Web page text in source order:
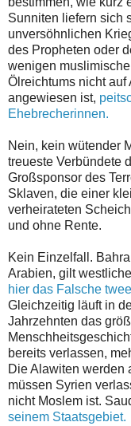
Sunniten liefern sich
unversöhnlichen
des Propheten oder
wenigen
Ölreichtums nicht auf
angewiesen ist,
Ehebrecherinnen.
Nein, kein wütender
treueste Verbündete
Großsponsor des
Sklaven, die einer
verheirateten
und ohne Rente.
Kein Einzelfall.
Arabien, gilt
hier das Falsche
Gleichzeitig läuft in
Jahrzehnten das
bereits verlassen,
Die Alawiten werden
müssen Syrien
nicht Moslem ist.
seinem Staatsgebiet.